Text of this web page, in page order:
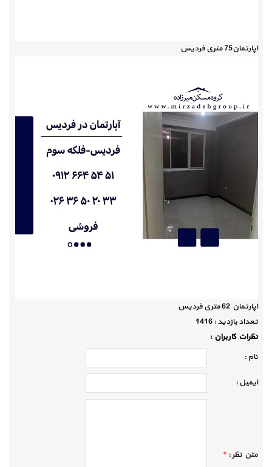
اپارتمان75 متری فردیس
اپارتمان 62 متری فردیس
تعداد بازديد :1416
نظرات كاربران :
نام :
ايميل :
متن نظر :*